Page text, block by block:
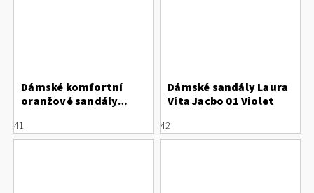
Dámské komfortní
oranžové sandály
41
Dámské sandály Laura
Vita Jacbo 01 Violet
42